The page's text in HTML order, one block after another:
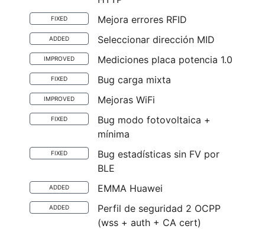
FIXED Mejora errores RFID
ADDED Seleccionar dirección MID
IMPROVED Mediciones placa potencia 1.0
FIXED Bug carga mixta
IMPROVED Mejoras WiFi
FIXED
Bug modo fotovoltaica +
mínima
FIXED
Bug estadísticas sin FV por
BLE
ADDED EMMA Huawei
ADDED
Perfil de seguridad 2 OCPP
(wss + auth + CA cert)